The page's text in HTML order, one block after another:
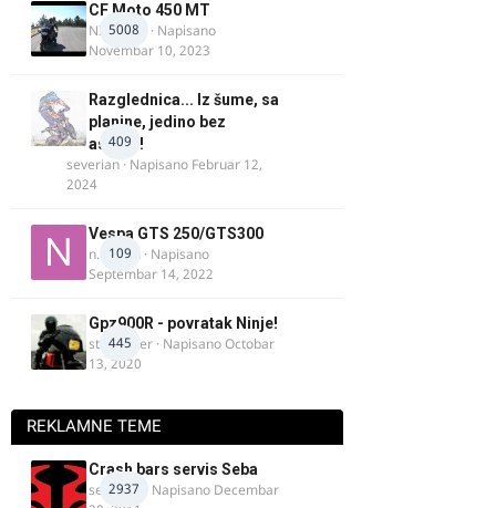
5008
CF Moto 450 MT
NIKOLA 1
· Napisano
Novembar 10, 2023
409
Razglednica... Iz šume, sa
planine, jedino bez
asfalta!
severian · Napisano Februar 12,
2024
109
Vespa GTS 250/GTS300
n.martin · Napisano
Septembar 14, 2022
445
Gpz900R - povratak Ninje!
stari roker · NapisanoOctobar
13, 2020
REKLAMNE TEME
2937
Crash bars servis Seba
seba011 · Napisano Decembar